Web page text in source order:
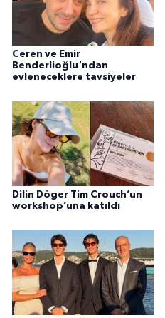
Ceren ve Emir
Benderlioğlu'ndan
evleneceklere tavsiyeler
Dilin Döger Tim Crouch’un
workshop’una katıldı